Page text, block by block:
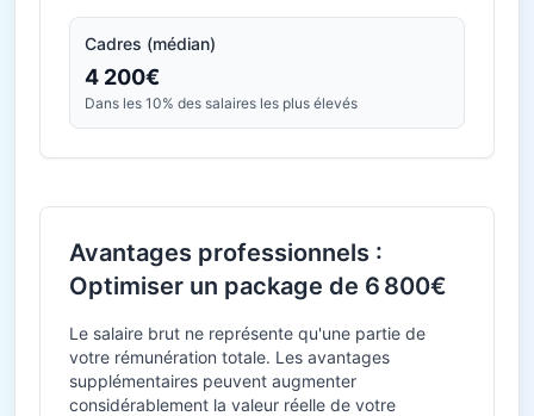
Cadres (médian)
4 200€
Dans les 10% des salaires les plus élevés
Avantages professionnels :
Optimiser un package de 6 800€
Le salaire brut ne représente qu'une partie de
votre rémunération totale. Les avantages
supplémentaires peuvent augmenter
considérablement la valeur réelle de votre